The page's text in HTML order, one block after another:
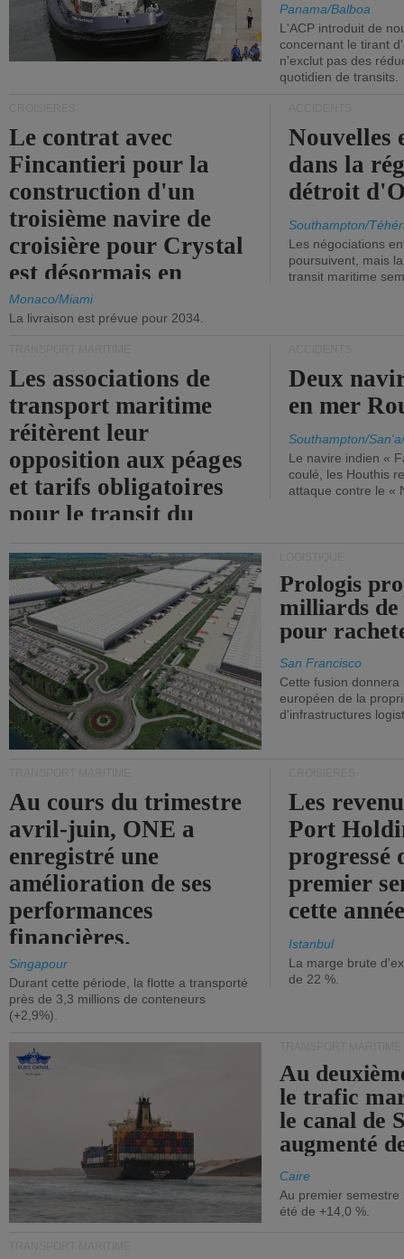
Panama/Balboa
L'ACP introduit de
concernant le tirant
n'exclut pas des
quotidien de transits.
Le contrat avec
Fincantieri pour la
construction d'un
troisième navire de
croisière pour Crystal
est désormais en
vigueur.
Monaco/Miami
La livraison est prévue pour 2034.
Nouvelles
dans la
détroit
Southampton/
Les négociations
poursuivent, mais
transit maritime
Les associations de
transport maritime
réitèrent leur
opposition aux péages
et tarifs obligatoires
pour le transit du
Deux
en mer
Southampton/
Le navire indien «
coulé, les Houthis
attaque contre le «
Prologis
milliards
pour
San Francisco
Cette fusion
européen de la
d'infrastructures
Au cours du trimestre
avril-juin, ONE a
enregistré une
amélioration de ses
performances
financières.
Singapour
Durant cette période, la flotte a transporté
près de 3,3 millions de conteneurs
(+2,9%).
Les
Port
progressé
premier
cette
Istanbul
La marge brute
de 22 %.
Au
le trafic
le canal de
augmenté
Caire
Au premier
été de +14,0 %.